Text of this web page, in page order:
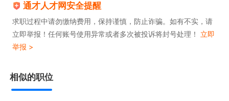
节日礼金、生日礼金、工龄工资、高温补贴，、法定
假日、定期体检、双人间（空调房）
间严禁携带电子产品（免费配置老人机）。
通才人才网安全提醒
求职过程中请勿缴纳费用，保持谨慎，防止诈骗。如有不实，请
立即举报！任何账号使用异常或者多次被投诉将封号处理！ 立即
举报 >
相似的职位